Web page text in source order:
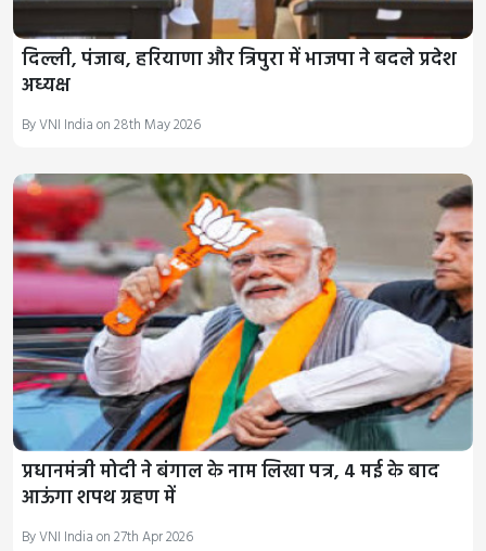
दिल्ली, पंजाब, हरियाणा और त्रिपुरा में भाजपा ने बदले प्रदेश
अध्यक्ष
By VNI India on 28th May 2026
प्रधानमंत्री मोदी ने बंगाल के नाम लिखा पत्र, 4 मई के बाद
आऊंगा शपथ ग्रहण में
By VNI India on 27th Apr 2026